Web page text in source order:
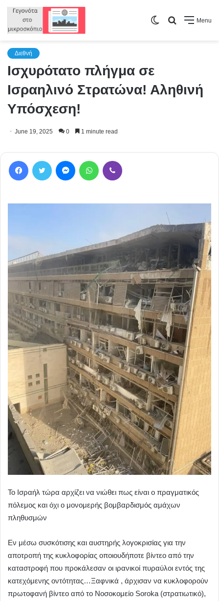
Menu
Search
Switch
Διεθνή
Ισχυρότατο πλήγμα σε
Ισραηλινό Στρατώνα! Αληθινή
Υπόσχεση!
June 19, 2025 0 1 minute read
Το Ισραήλ τώρα αρχίζει να νιώθει πως είναι ο πραγματικός
πόλεμος και όχι ο μονομερής βομβαρδισμός αμάχων
πληθυσμών
Εν μέσω συσκότισης και αυστηρής λογοκρισίας για την
αποτροπή της κυκλοφορίας οποιουδήποτε βίντεο από την
καταστροφή που προκάλεσαν οι ιρανικοί πυραύλοι εντός της
κατεχόμενης οντότητας…Ξαφνικά , άρχισαν να κυκλοφορούν
πρωτοφανή βίντεο από το Νοσοκομείο Soroka (στρατιωτικό),